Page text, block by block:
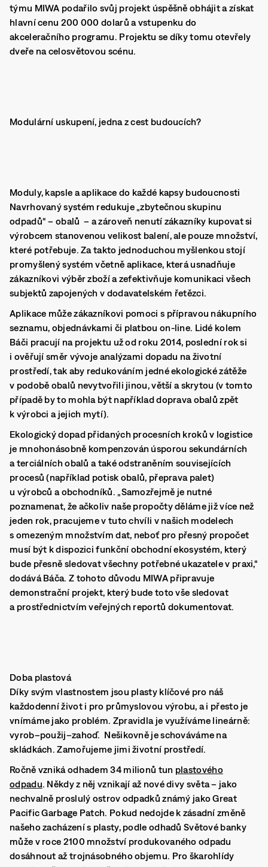
týmu MIWA podařilo svůj projekt úspěšně obhájit a získat
hlavní cenu 200 000 dolarů a vstupenku do
akceleračního programu. Projektu se díky tomu otevřely
dveře na celosvětovou scénu.
Modulární uskupení, jedna z cest budoucích?
Moduly, kapsle a aplikace do každé kapsy budoucnosti
Navrhovaný systém redukuje „zbytečnou skupinu
odpadů“ – obalů – a zároveň nenutí zákazníky kupovat si
výrobcem stanovenou velikost balení, ale pouze množství,
které potřebuje. Za takto jednoduchou myšlenkou stojí
promyšlený systém včetně aplikace, která usnadňuje
zákazníkovi výběr zboží a zefektivňuje komunikaci všech
subjektů zapojených v dodavatelském řetězci.
Aplikace může zákazníkovi pomoci s přípravou nákupního
seznamu, objednávkami či platbou on-line. Lidé kolem
Báči pracují na projektu už od roku 2014, poslední rok si
i ověřují směr vývoje analýzami dopadu na životní
prostředí, tak aby redukováním jedné ekologické zátěže
v podobě obalů nevytvořili jinou, větší a skrytou (v tomto
případě by to mohla být například doprava obalů zpět
k výrobci a jejich mytí).
Ekologický dopad přidaných procesních kroků v logistice
je mnohonásobně kompenzován úsporou sekundárních
a terciálních obalů a také odstraněním souvisejících
procesů (například potisk obalů, přeprava palet)
u výrobců a obchodníků. „Samozřejmě je nutné
poznamenat, že ačkoliv naše propočty děláme již více než
jeden rok, pracujeme v tuto chvíli v našich modelech
s omezeným množstvím dat, neboť pro přesný propočet
musí být k dispozici funkční obchodní ekosystém, který
bude přesně sledovat všechny potřebné ukazatele v praxi,“
dodává Báča. Z tohoto důvodu MIWA připravuje
demonstrační projekt, který bude toto vše sledovat
a prostřednictvím veřejných reportů dokumentovat.
Doba plastová
Díky svým vlastnostem jsou plasty klíčové pro náš
každodenní život i pro průmyslovou výrobu, a i přesto je
vnímáme jako problém. Zpravidla je využíváme lineárně:
vyrob–použij–zahoď. Nešikovně je schováváme na
skládkách. Zamořujeme jimi životní prostředí.
Ročně vzniká odhadem 34 milionů tun plastového
odpadu. Někdy z něj vznikají až nové divy světa – jako
nechvalně proslulý ostrov odpadků známý jako Great
Pacific Garbage Patch. Pokud nedojde k zásadní změně
našeho zacházení s plasty, podle odhadů Světové banky
může v roce 2100 množství produkovaného odpadu
dosáhnout až trojnásobného objemu. Pro škarohlídy